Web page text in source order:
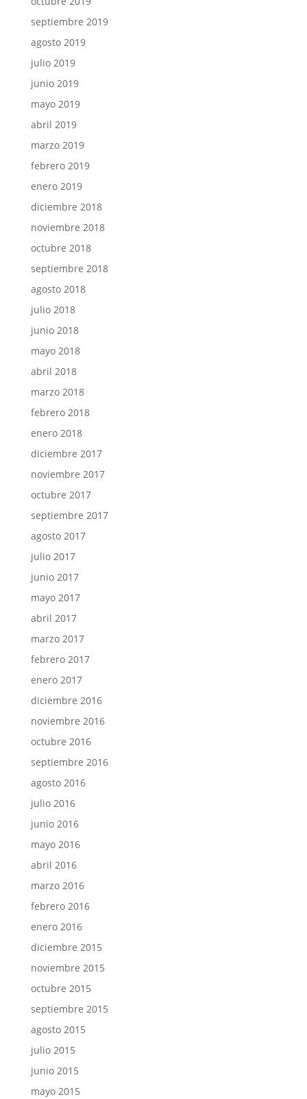
septiembre 2019
agosto 2019
julio 2019
junio 2019
mayo 2019
abril 2019
marzo 2019
febrero 2019
enero 2019
diciembre 2018
noviembre 2018
octubre 2018
septiembre 2018
agosto 2018
julio 2018
junio 2018
mayo 2018
abril 2018
marzo 2018
febrero 2018
enero 2018
diciembre 2017
noviembre 2017
octubre 2017
septiembre 2017
agosto 2017
julio 2017
junio 2017
mayo 2017
abril 2017
marzo 2017
febrero 2017
enero 2017
diciembre 2016
noviembre 2016
octubre 2016
septiembre 2016
agosto 2016
julio 2016
junio 2016
mayo 2016
abril 2016
marzo 2016
febrero 2016
enero 2016
diciembre 2015
noviembre 2015
octubre 2015
septiembre 2015
agosto 2015
julio 2015
junio 2015
mayo 2015